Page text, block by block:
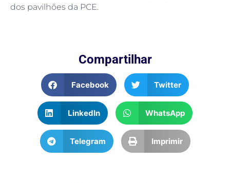
dos pavilhões da PCE.
Compartilhar
Facebook Twitter
LinkedIn WhatsApp
Telegram Imprimir